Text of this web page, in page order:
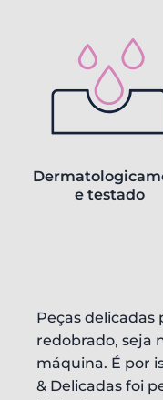
e testado
Peças delicadas
redobrado, seja
máquina. É por
& Delicadas foi